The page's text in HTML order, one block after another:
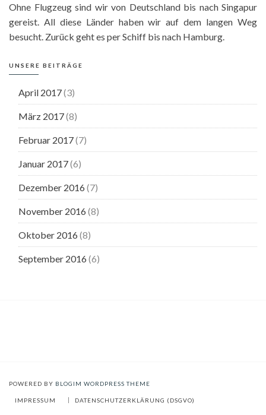
Ohne Flugzeug sind wir von Deutschland bis nach Singapur
gereist. All diese Länder haben wir auf dem langen Weg
besucht. Zurück geht es per Schiff bis nach Hamburg.
UNSERE BEITRÄGE
April 2017(3)
März 2017(8)
Februar 2017(7)
Januar 2017(6)
Dezember 2016 (7)
November 2016 (8)
Oktober 2016 (8)
September 2016 (6)
POWERED BY BLOGIM WORDPRESS THEME
IMPRESSUM DATENSCHUTZERKLÄRUNG (DSGVO)